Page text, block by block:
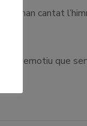
han cantat
emotiu que